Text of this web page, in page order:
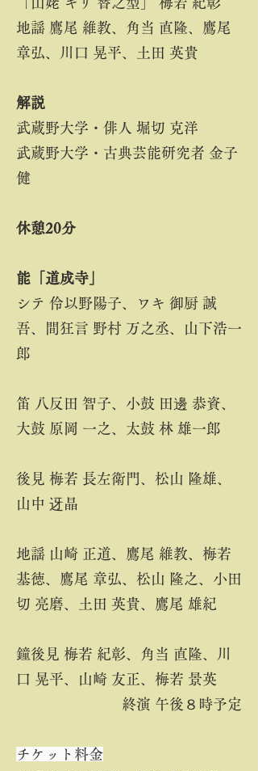
地謡 鷹尾 維教、角当 直隆、鷹尾
章弘、川口 晃平、土田 英貴​
解説 ​
武蔵野大学・俳人 堀切 克洋
武蔵野大学・古典芸能研究者 金子
健
休憩20分​
能「道成寺」
シテ 伶以野陽子、ワキ 御厨 誠
吾、間狂言 野村 万之丞、山下浩一
郎
笛 八反田 智子、小鼓 田邊 恭資、
大鼓 原岡 一之、太鼓 林 雄一郎
後見 梅若 長左衛門、松山 隆雄、
山中 迓晶
地謡 山崎 正道、鷹尾 維教、梅若
基徳、鷹尾 章弘、松山 隆之、小田
切 亮磨、土田 英貴、鷹尾 雄紀
鐘後見 梅若 紀彰、角当 直隆、川
口 晃平、山崎 友正、梅若 景英
​終演 午後８時予定
チケット料金